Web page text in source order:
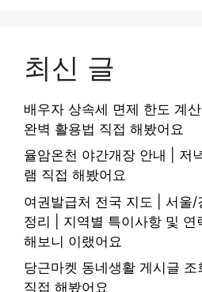
최신 글
배우자 상속세 면제 한도 계
완벽 활용법 직접 해봤어요
율암온천 야간개장 안내 | 저
램 직접 해봤어요
여권발급처 전국 지도 | 서울
정리 | 지역별 특이사항 및 연
해보니 이랬어요
당근마켓 동네생활 게시글
직접 해봤어요